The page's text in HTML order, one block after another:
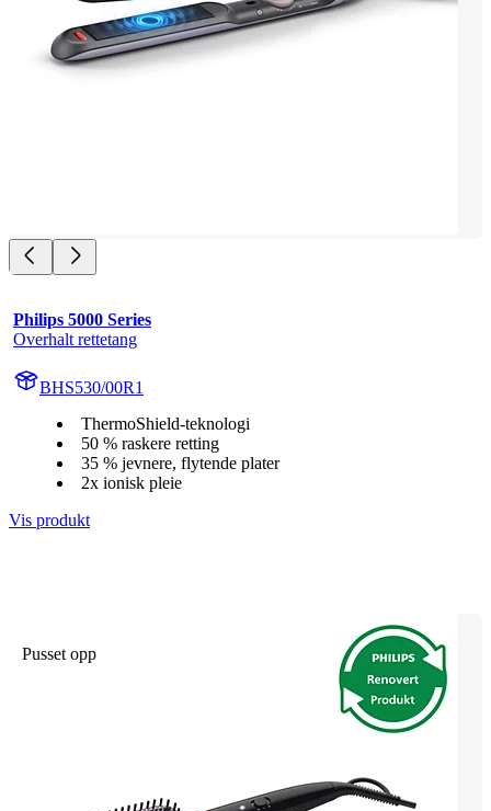
Philips 5000 Series
Overhalt rettetang
BHS530/00R1
ThermoShield-teknologi
50 % raskere retting
35 % jevnere, flytende plater
2x ionisk pleie
Vis produkt
Pusset opp